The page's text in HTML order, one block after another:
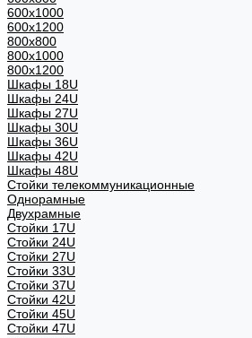
600х1000
600х1200
800x800
800х1000
800х1200
Шкафы 18U
Шкафы 24U
Шкафы 27U
Шкафы 30U
Шкафы 36U
Шкафы 42U
Шкафы 48U
Стойки телекоммуникационные
Однорамные
Двухрамные
Стойки 17U
Стойки 24U
Стойки 27U
Стойки 33U
Стойки 37U
Стойки 42U
Стойки 45U
Стойки 47U